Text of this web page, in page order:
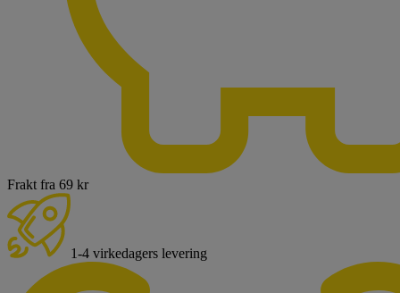
Frakt fra 69 kr
1-4 virkedagers levering